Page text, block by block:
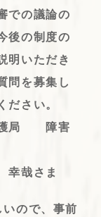
での議論の
後の制度の
明いただき
問を募集し
さい。
護局 障害
さま
ので、事前